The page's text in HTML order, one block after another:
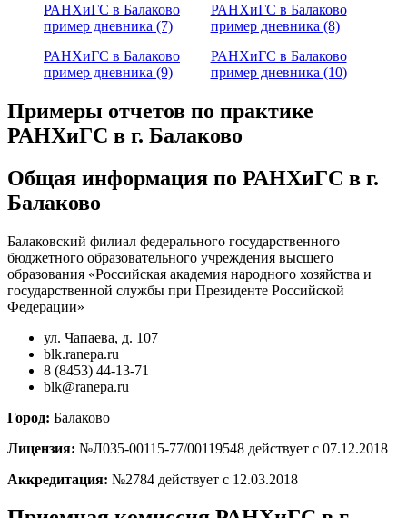
РАНХиГС в Балаково
пример дневника (7)
РАНХиГС в Балаково
пример дневника (8)
РАНХиГС в Балаково
пример дневника (9)
РАНХиГС в Балаково
пример дневника (10)
Примеры отчетов по практике
РАНХиГС в г. Балаково
Общая информация по РАНХиГС в г.
Балаково
Балаковский филиал федерального государственного
бюджетного образовательного учреждения высшего
образования «Российская академия народного хозяйства и
государственной службы при Президенте Российской
Федерации»
ул. Чапаева, д. 107
blk.ranepa.ru
8 (8453) 44-13-71
blk@ranepa.ru
Город: Балаково
Лицензия: №Л035-00115-77/00119548 действует с 07.12.2018
Аккредитация: №2784 действует с 12.03.2018